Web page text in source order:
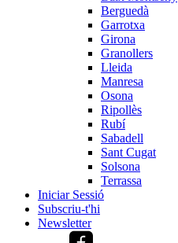
Berguedà
Garrotxa
Girona
Granollers
Lleida
Manresa
Osona
Ripollès
Rubí
Sabadell
Sant Cugat
Solsona
Terrassa
Iniciar Sessió
Subscriu-t'hi
Newsletter